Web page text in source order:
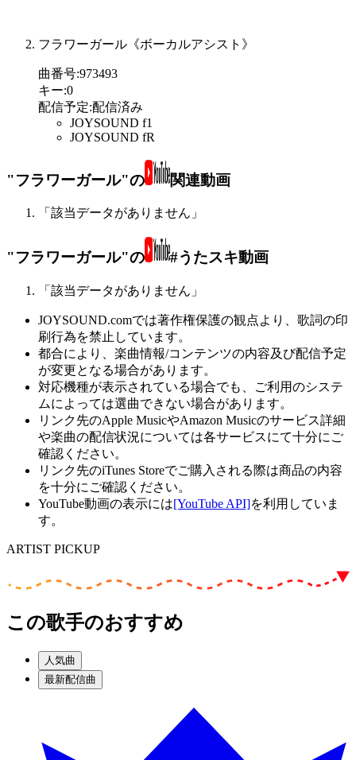
フラワーガール《ボーカルアシスト》
曲番号:973493
キー:0
配信予定:配信済み
JOYSOUND f1
JOYSOUND fR
"フラワーガール"の 関連動画
「該当データがありません」
"フラワーガール"の #うたスキ動画
「該当データがありません」
JOYSOUND.comでは著作権保護の観点より、歌詞の印
刷行為を禁止しています。
都合により、楽曲情報/コンテンツの内容及び配信予定
が変更となる場合があります。
対応機種が表示されている場合でも、ご利用のシステ
ムによっては選曲できない場合があります。
リンク先のApple MusicやAmazon Musicのサービス詳細
や楽曲の配信状況については各サービスにて十分にご
確認ください。
リンク先のiTunes Storeでご購入される際は商品の内容
を十分にご確認ください。
YouTube動画の表示には[YouTube API]を利用していま
す。
ARTIST PICKUP
この歌手のおすすめ
人気曲
最新配信曲